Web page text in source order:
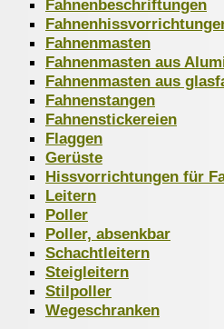
Fahnenbeschriftungen
Fahnenmasten
Fahnenmasten aus
Fahnenmasten aus
Fahnenstangen
Fahnenstickereien
Flaggen
Gerüste
Hissvorrichtungen für
Leitern
Poller
Poller, absenkbar
Schachtleitern
Steigleitern
Stilpoller
Wegeschranken